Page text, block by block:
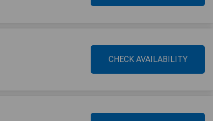
CHECK AVAILABILITY